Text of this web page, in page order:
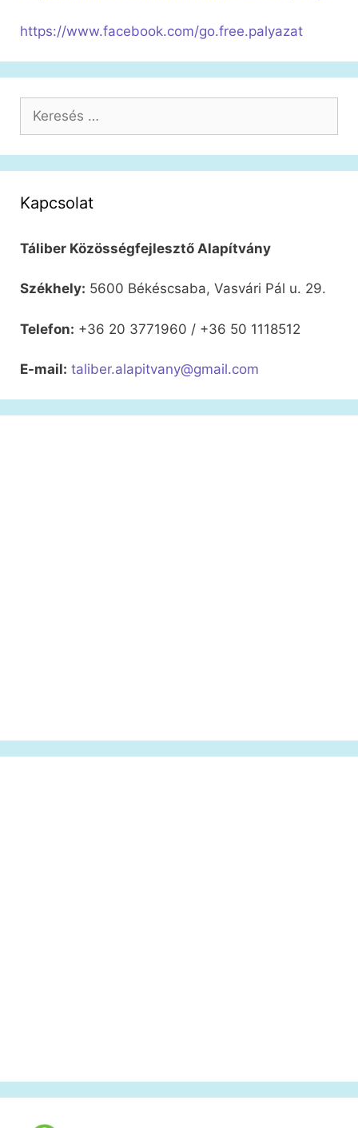
https://www.facebook.com/go.free.palyazat
Keresés:
Kapcsolat
Táliber Közösségfejlesztő Alapítvány
Székhely: 5600 Békéscsaba, Vasvári Pál u. 29.
Telefon: +36 20 3771960 / +36 50 1118512
E-mail: taliber.alapitvany@gmail.com